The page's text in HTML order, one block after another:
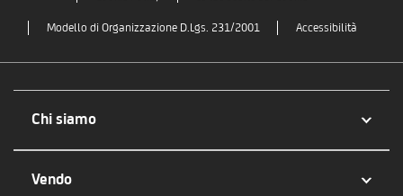
Modello di Organizzazione D.Lgs. 231/2001 Accessibilità
Chi siamo
Vendo